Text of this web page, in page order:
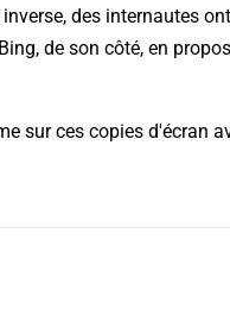
inverse, des internautes
de son côté, en
sur ces copies d'écran